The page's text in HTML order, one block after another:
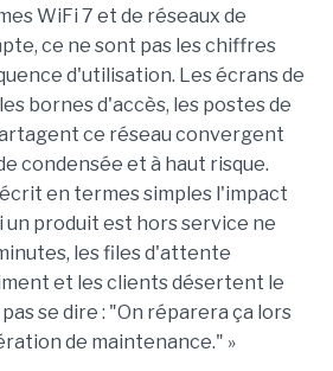
WiFi 7 et de réseaux de
ce ne sont pas les chiffres
d'utilisation. Les écrans de
bornes d'accès, les postes de
ce réseau convergent
condensée et à haut risque.
en termes simples l'impact
un produit est hors service ne
les files d'attente
et les clients désertent le
se dire : "On réparera ça lors
de maintenance." »